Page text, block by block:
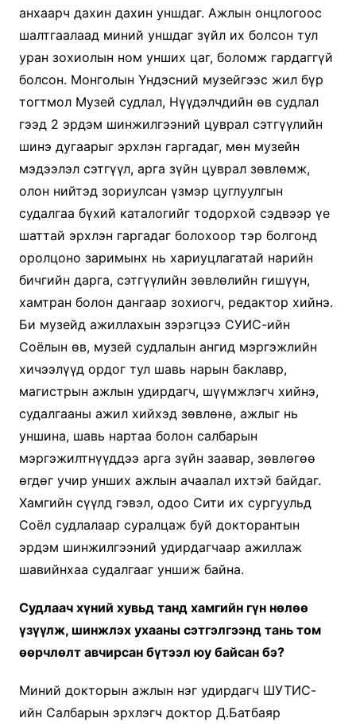
анхаарч дахин дахин уншдаг. Ажлын онцлогоос
шалтгаалаад миний уншдаг зүйл их болсон тул
уран зохиолын ном унших цаг, боломж гардаггүй
болсон. Монголын Үндэсний музейгээс жил бүр
тогтмол Музей судлал, Нүүдэлчдийн өв судлал
гээд 2 эрдэм шинжилгээний цуврал сэтгүүлийн
шинэ дугаарыг эрхлэн гаргадаг, мөн музейн
мэдээлэл сэтгүүл, арга зүйн цуврал зөвлөмж,
олон нийтэд зориулсан үзмэр цуглуулгын
судалгаа бүхий каталогийг тодорхой сэдвээр үе
шаттай эрхлэн гаргадаг болохоор тэр болгонд
оролцоно заримынх нь хариуцлагатай нарийн
бичгийн дарга, сэтгүүлийн зөвлөлийн гишүүн,
хамтран болон дангаар зохиогч, редактор хийнэ.
Би музейд ажиллахын зэрэгцээ СУИС-ийн
Соёлын өв, музей судлалын ангид мэргэжлийн
хичээлүүд ордог тул шавь нарын баклавр,
магистрын ажлын удирдагч, шүүмжлэгч хийнэ,
судалгааны ажил хийхэд зөвлөнө, ажлыг нь
уншина, шавь нартаа болон салбарын
мэргэжилтнүүддээ арга зүйн заавар, зөвлөгөө
өгдөг учир унших ажлын ачаалал ихтэй байдаг.
Хамгийн сүүлд гэвэл, одоо Сити их сургуульд
Соёл судлалаар суралцаж буй докторантын
эрдэм шинжилгээний удирдагчаар ажиллаж
шавийнхаа судалгааг уншиж байна.
Судлаач хүний хувьд танд хамгийн гүн нөлөө
үзүүлж, шинжлэх ухааны сэтгэлгээнд тань том
өөрчлөлт авчирсан бүтээл юу байсан бэ?
Миний докторын ажлын нэг удирдагч ШУТИС-
ийн Салбарын эрхлэгч доктор Д.Батбаяр